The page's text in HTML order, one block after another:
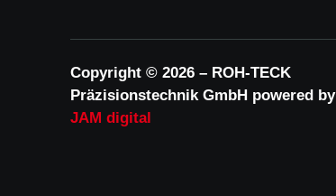
Copyright © 2026 – ROH-TECK
Präzisionstechnik GmbH powered by
JAM digital